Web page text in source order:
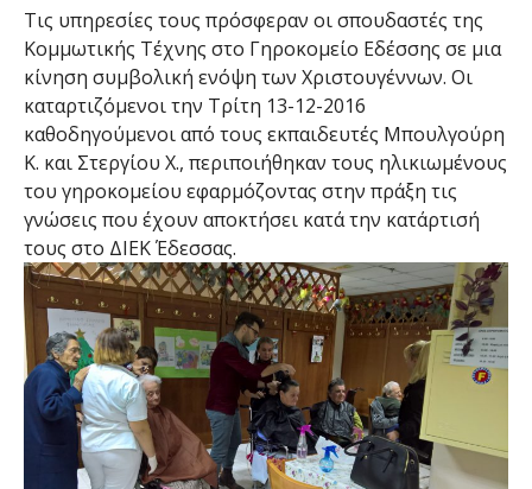
Τις υπηρεσίες τους πρόσφεραν οι σπουδαστές της
Κομμωτικής Τέχνης στο Γηροκομείο Εδέσσης σε μια
κίνηση συμβολική ενόψη των Χριστουγέννων. Οι
καταρτιζόμενοι την Τρίτη 13-12-2016
καθοδηγούμενοι από τους εκπαιδευτές Μπουλγούρη
Κ. και Στεργίου Χ., περιποιήθηκαν τους ηλικιωμένους
του γηροκομείου εφαρμόζοντας στην πράξη τις
γνώσεις που έχουν αποκτήσει κατά την κατάρτισή
τους στο ΔΙΕΚ Έδεσσας.